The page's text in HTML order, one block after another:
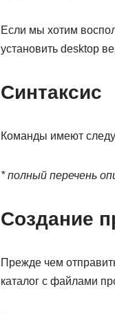
Если мы хотим
установить desktop
Синтаксис
Команды имеют
* полный перечень
Создание
Прежде чем
каталог с файлами